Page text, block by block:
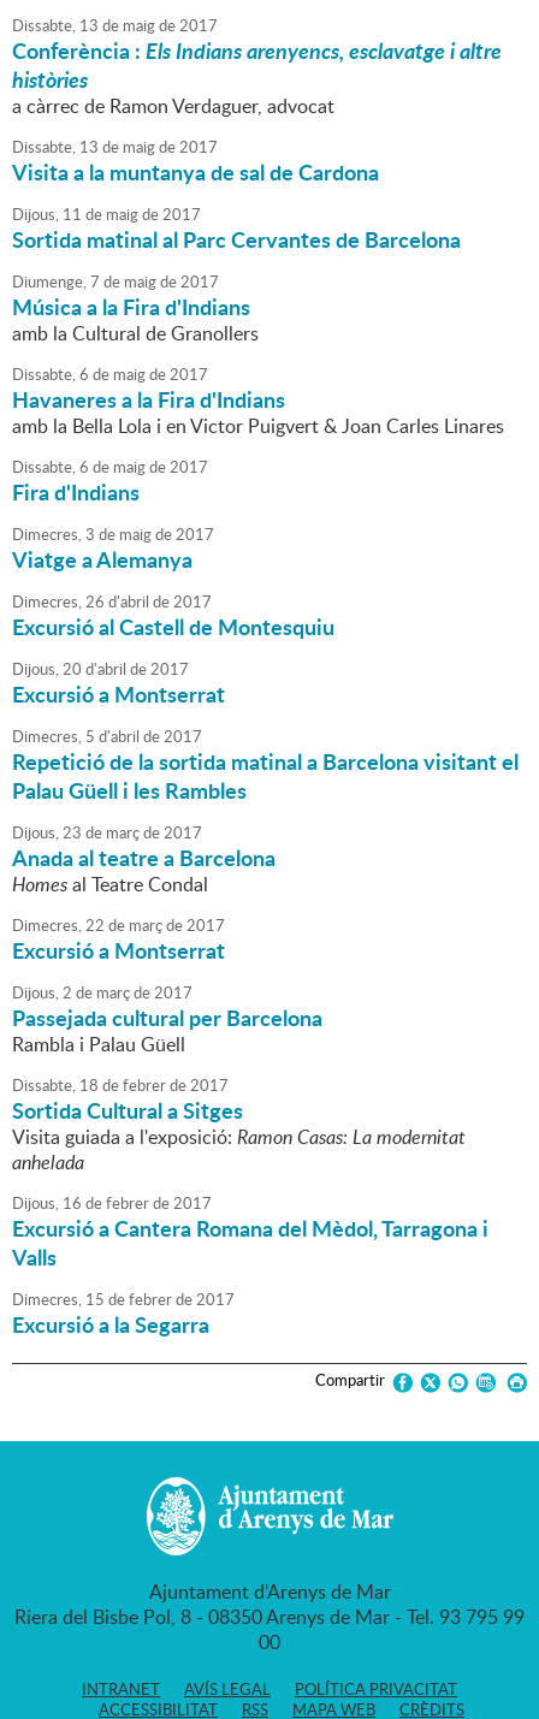
Dissabte, 13 de maigde2017
Conferència :Els Indians arenyencs, esclavatge i altre
històries
a càrrec de Ramon Verdaguer, advocat
Dissabte, 13 de maigde2017
Visita a la muntanya de sal de Cardona
Dijous, 11 de maigde2017
Sortida matinal al Parc Cervantes de Barcelona
Diumenge,7 de maigde2017
Música a la Fira d'Indians
amb la Cultural de Granollers
Dissabte,6 de maigde2017
Havaneres a la Fira d'Indians
amb la Bella Lola i en Victor Puigvert & Joan Carles Linares
Dissabte,6 de maigde2017
Fira d'Indians
Dimecres,3 de maigde2017
Viatge a Alemanya
Dimecres,26 d'abril de2017
Excursió al Castell de Montesquiu
Dijous,20 d'abril de2017
Excursió a Montserrat
Dimecres, 5 d'abril de2017
Repetició de la sortida matinal a Barcelona visitant el
Palau Güell i les Rambles
Dijous,23 de marçde2017
Anada al teatre a Barcelona
Homesal Teatre Condal
Dimecres,22 de marçde2017
Excursió a Montserrat
Dijous,2 de marçde2017
Passejada cultural per Barcelona
Rambla i Palau Güell
Dissabte, 18 defebrerde2017
Sortida Cultural a Sitges
Visita guiada a l'exposició: Ramon Casas: La modernitat
anhelada
Dijous, 16 defebrerde2017
Excursió a Cantera Romana del Mèdol, Tarragona i
Valls
Dimecres, 15 defebrerde2017
Excursió a la Segarra
Compartir
Ajuntament d'Arenys de Mar
Riera del Bisbe Pol, 8 - 08350 Arenys de Mar - Tel. 93 795 99
00
INTRANET AVÍS LEGAL
POLÍTICA PRIVACITAT
ACCESSIBILITAT
RSS MAPA WEB CRÈDITS